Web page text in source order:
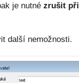
je nutné zrušit
další nemožnosti.